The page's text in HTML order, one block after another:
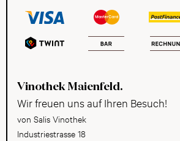
Vinothek Maienfeld.
Wir freuen uns auf Ihren Besuch!
von Salis Vinothek
Industriestrasse 18